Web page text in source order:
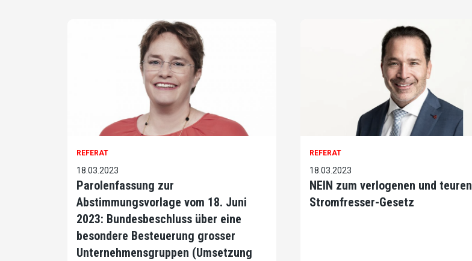
REFERAT
18.03.2023
Parolenfassung zur
Abstimmungsvorlage vom 18. Juni
2023: Bundesbeschluss über eine
besondere Besteuerung grosser
Unternehmensgruppen (Umsetzung
REFERAT
18.03.2023
NEIN zum verlogenen und teuren
Stromfresser-Gesetz